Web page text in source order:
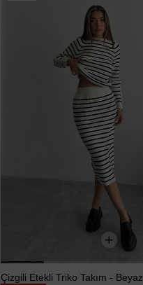
Çizgili Etekli Triko Takım - Beyaz